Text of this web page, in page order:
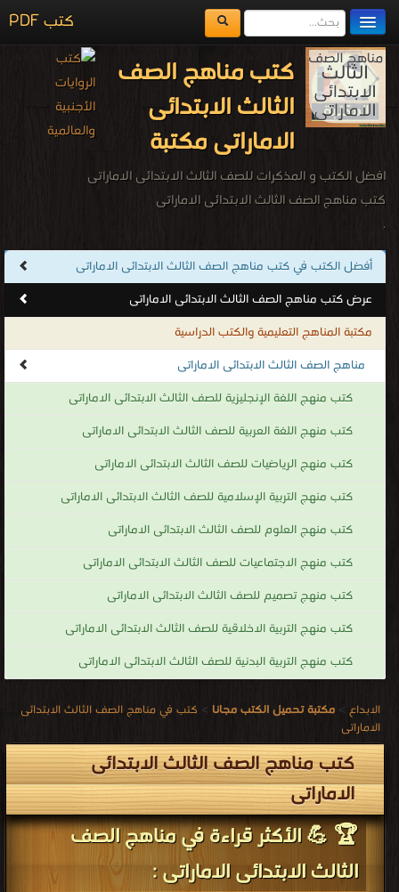
كتب PDF
مكتبة الكتب
المكتبات
يُقرأ حالياً
اضف كتاب
كتب مناهج الصف
الثالث الابتدائى
الاماراتى مكتبة
افضل الكتب و المذكرات للصف الثالث الابتدائى الاماراتى
كتب مناهج الصف الثالث الابتدائى الاماراتى
.
أفضل الكتب في كتب مناهج الصف الثالث الابتدائى الاماراتى
عرض كتب مناهج الصف الثالث الابتدائى الاماراتى
مكتبة المناهج التعليمية والكتب الدراسية
مناهج الصف الثالث الابتدائى الاماراتى
كتب منهج اللغة الإنجليزية للصف الثالث الابتدائى الاماراتى
كتب منهج اللغة العربية للصف الثالث الابتدائى الاماراتى
كتب منهج الرياضيات للصف الثالث الابتدائى الاماراتى
كتب منهج التربية الإسلامية للصف الثالث الابتدائى الاماراتى
كتب منهج العلوم للصف الثالث الابتدائى الاماراتى
كتب منهج الاجتماعيات للصف الثالث الابتدائى الاماراتى
كتب منهج تصميم للصف الثالث الابتدائى الاماراتى
كتب منهج التربية الاخلاقية للصف الثالث الابتدائى الاماراتى
كتب منهج التربية البدنية للصف الثالث الابتدائى الاماراتى
الابداع > مكتبة تحميل الكتب مجانا > كتب في مناهج الصف الثالث الابتدائى
الاماراتى
كتب مناهج الصف الثالث الابتدائى
الاماراتى
🏆 💪 الأكثر قراءة في مناهج الصف
الثالث الابتدائى الاماراتى :